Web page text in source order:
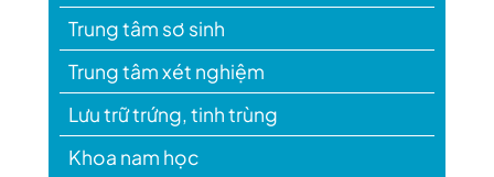
Trung tâm sơ sinh
Trung tâm xét nghiệm
Lưu trữ trứng, tinh trùng
Khoa nam học